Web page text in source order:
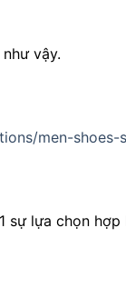
vậy.
men-shoes-
sự lựa chọn